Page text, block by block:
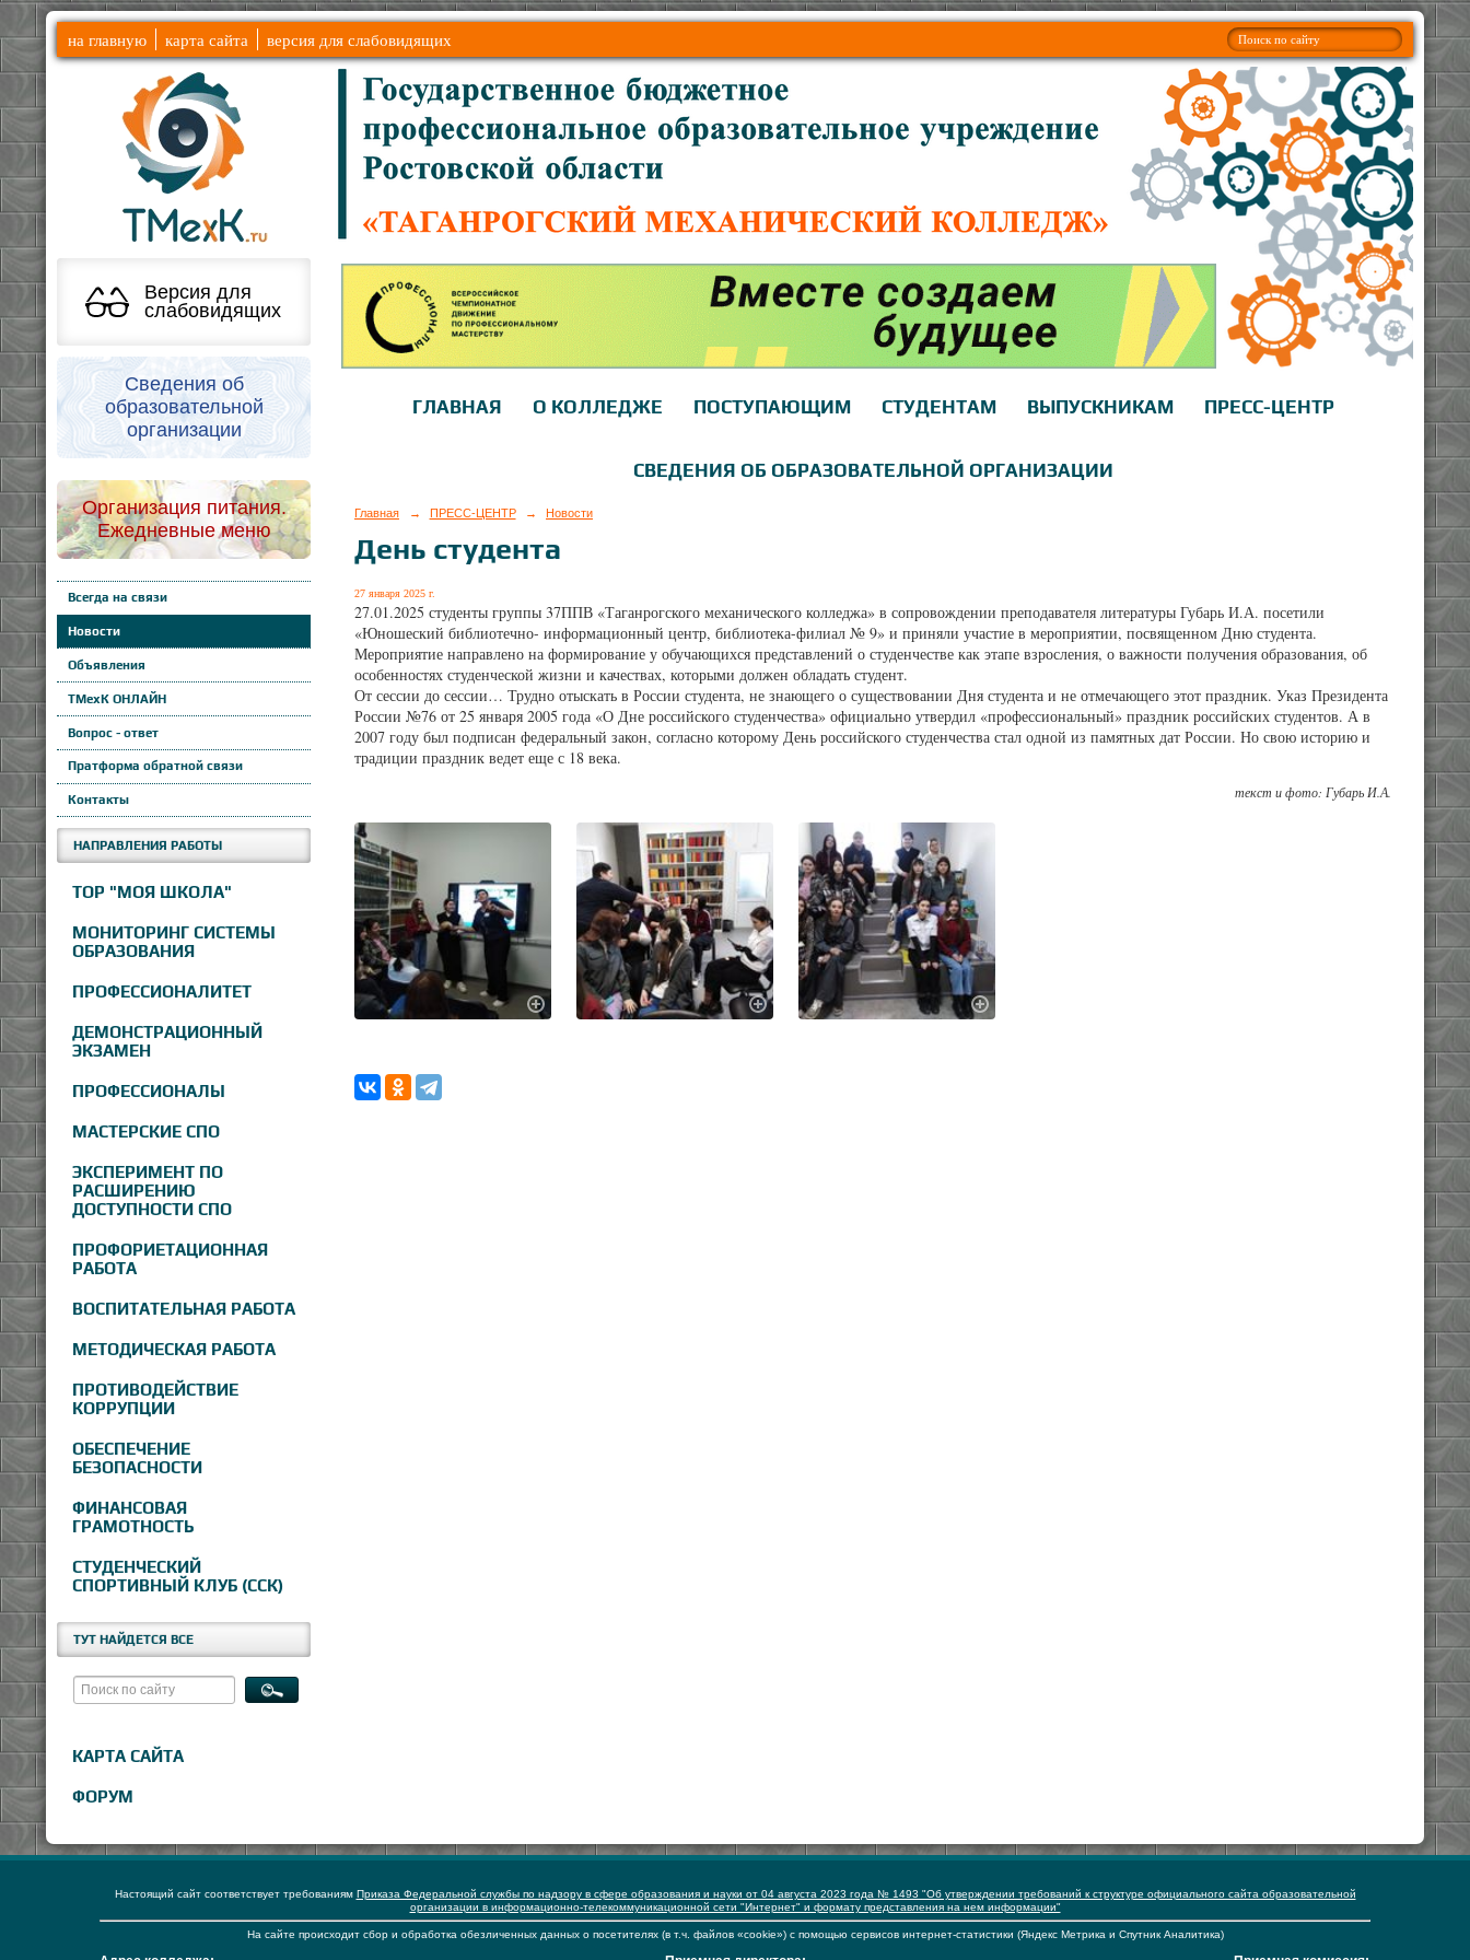
на главную карта сайта версия для слабовидящих
Версия для
слабовидящих
Сведения об
образовательной
организации
Организация питания.
Ежедневные меню
Всегда на связи
Новости
Объявления
ТМехК ОНЛАЙН
Вопрос - ответ
Пратформа обратной связи
Контакты
НАПРАВЛЕНИЯ РАБОТЫ
ТОР "МОЯ ШКОЛА"
МОНИТОРИНГ СИСТЕМЫ
ОБРАЗОВАНИЯ
ПРОФЕССИОНАЛИТЕТ
ДЕМОНСТРАЦИОННЫЙ
ЭКЗАМЕН
ПРОФЕССИОНАЛЫ
МАСТЕРСКИЕ СПО
ЭКСПЕРИМЕНТ ПО
РАСШИРЕНИЮ
ДОСТУПНОСТИ СПО
ПРОФОРИЕТАЦИОННАЯ
РАБОТА
ВОСПИТАТЕЛЬНАЯ РАБОТА
МЕТОДИЧЕСКАЯ РАБОТА
ПРОТИВОДЕЙСТВИЕ
КОРРУПЦИИ
ОБЕСПЕЧЕНИЕ
БЕЗОПАСНОСТИ
ФИНАНСОВАЯ
ГРАМОТНОСТЬ
СТУДЕНЧЕСКИЙ
СПОРТИВНЫЙ КЛУБ (ССК)
ТУТ НАЙДЕТСЯ ВСЕ
КАРТА САЙТА
ФОРУМ
ГЛАВНАЯ О КОЛЛЕДЖЕ ПОСТУПАЮЩИМ СТУДЕНТАМ ВЫПУСКНИКАМ ПРЕСС-ЦЕНТР
СВЕДЕНИЯ ОБ ОБРАЗОВАТЕЛЬНОЙ ОРГАНИЗАЦИИ
Главная → ПРЕСС-ЦЕНТР → Новости
День студента
27 января 2025 г.
27.01.2025 студенты группы 37ППВ «Таганрогского механического колледжа» в сопровождении преподавателя литературы Губарь И.А. посетили
«Юношеский библиотечно- информационный центр, библиотека-филиал № 9» и приняли участие в мероприятии, посвященном Дню студента.
Мероприятие направлено на формирование у обучающихся представлений о студенчестве как этапе взросления, о важности получения образования, об
особенностях студенческой жизни и качествах, которыми должен обладать студент.
От сессии до сессии… Трудно отыскать в России студента, не знающего о существовании Дня студента и не отмечающего этот праздник. Указ Президента
России №76 от 25 января 2005 года «О Дне российского студенчества» официально утвердил «профессиональный» праздник российских студентов. А в
2007 году был подписан федеральный закон, согласно которому День российского студенчества стал одной из памятных дат России. Но свою историю и
традиции праздник ведет еще с 18 века.
текст и фото: Губарь И.А.
Настоящий сайт соответствует требованиям Приказа Федеральной службы по надзору в сфере образования и науки от 04 августа 2023 года № 1493 "Об утверждении требований к структуре официального сайта образовательной
организации в информационно-телекоммуникационной сети "Интернет" и формату представления на нем информации"
На сайте происходит сбор и обработка обезличенных данных о посетителях (в т.ч. файлов «cookie») с помощью сервисов интернет-статистики (Яндекс Метрика и Спутник Аналитика)